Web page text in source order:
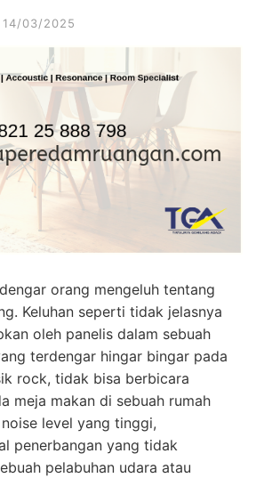
14/03/2025
orang mengeluh tentang
Keluhan seperti tidak jelasnya
oleh panelis dalam sebuah
terdengar hingar bingar pada
rock, tidak bisa berbicara
meja makan di sebuah rumah
level yang tinggi,
penerbangan yang tidak
pelabuhan udara atau